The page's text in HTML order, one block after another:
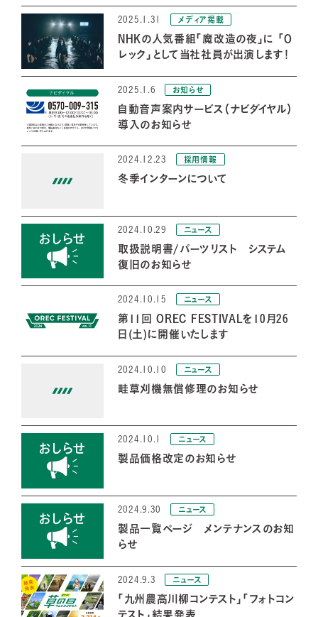
2025.1.31 メディア掲載
NHKの人気番組「魔改造の夜」に 「O
レック」として当社社員が出演します！
2025.1.6 お知らせ
自動音声案内サービス（ナビダイヤル）
導入のお知らせ
2024.12.23 採用情報
冬季インターンについて
2024.10.29 ニュース
取扱説明書/パーツリスト システム
復旧のお知らせ
2024.10.15 ニュース
第11回 OREC FESTIVALを10月26
日(土)に開催いたします
2024.10.10 ニュース
畦草刈機無償修理のお知らせ
2024.10.1 ニュース
製品価格改定のお知らせ
2024.9.30 ニュース
製品一覧ページ メンテナンスのお知
らせ
2024.9.3 ニュース
「九州農高川柳コンテスト」「フォトコン
テスト」結果発表